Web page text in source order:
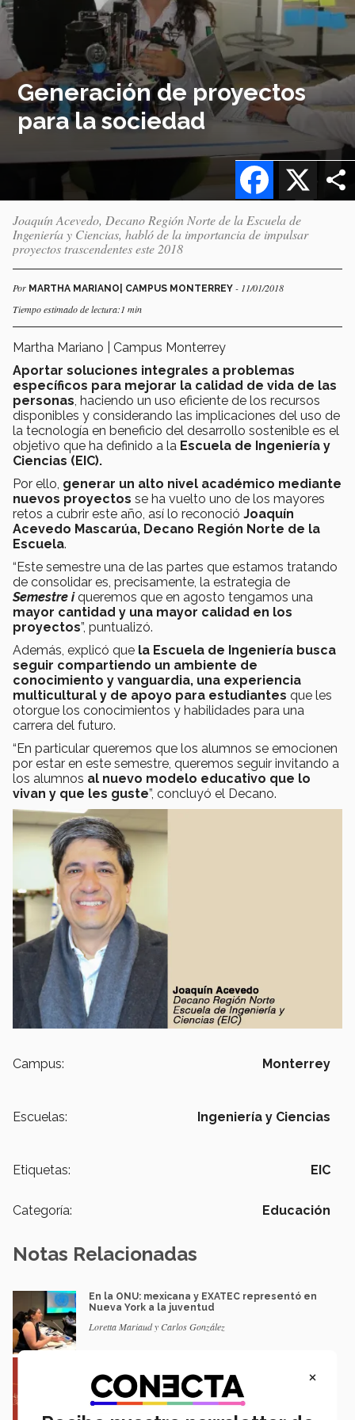
Generación de proyectos
para la sociedad
X
Facebook
Joaquín Acevedo, Decano Región Norte de la Escuela de
Ingeniería y Ciencias, habló de la importancia de impulsar
proyectos trascendentes este 2018
Por MARTHA MARIANO| CAMPUS MONTERREY - 11/01/2018
Tiempo estimado de lectura:1 min
Martha Mariano | Campus Monterrey
Aportar soluciones integrales a problemas
específicos para mejorar la calidad de vida de las
personas , haciendo un uso eficiente de los recursos
disponibles y considerando las implicaciones del uso de
la tecnología en beneficio del desarrollo sostenible es el
objetivo que ha definido a la Escuela de Ingeniería y
Ciencias (EIC).
Por ello, generar un alto nivel académico mediante
nuevos proyectos se ha vuelto uno de los mayores
retos a cubrir este año, así lo reconoció Joaquín
Acevedo Mascarúa, Decano Región Norte de la
Escuela.
“Este semestre una de las partes que estamos tratando
de consolidar es, precisamente, la estrategia de
Semestre iqueremos que en agosto tengamos una
mayor cantidad y una mayor calidad en los
proyectos”, puntualizó.
Además, explicó que la Escuela de Ingeniería busca
seguir compartiendo un ambiente de
conocimiento y vanguardia, una experiencia
multicultural y de apoyo para estudiantes que les
otorgue los conocimientos y habilidades para una
carrera del futuro.
“En particular queremos que los alumnos se emocionen
por estar en este semestre, queremos seguir invitando a
los alumnos al nuevo modelo educativo que lo
vivan y que les guste”, concluyó el Decano.
Campus: Monterrey
Escuelas: Ingeniería y Ciencias
Etiquetas: EIC
Categoría: Educación
Notas Relacionadas
En la ONU: mexicana y EXATEC representó en
Nueva York a la juventud
Loretta Mariaud y Carlos González
Erasmus Mundus LIVE
Natalia Croda
×